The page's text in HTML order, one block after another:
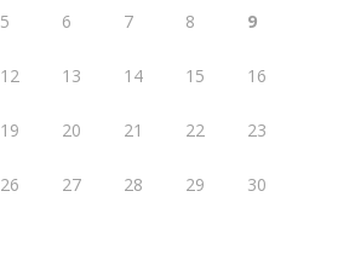
5 6 7 8 9
12 13 14 15 16
19 20 21 22 23
26 27 28 29 30